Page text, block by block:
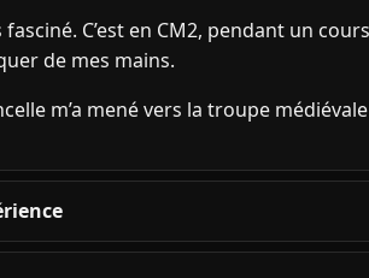
fasciné. C’est en CM2, pendant un
de mes mains.
m’a mené vers la troupe